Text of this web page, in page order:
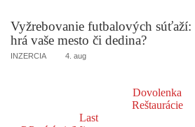
Vyžrebovanie futbalových
hrá vaše mesto či dedina?
INZERCIA 4. aug
Dovolenka
Reštaurácie
Last